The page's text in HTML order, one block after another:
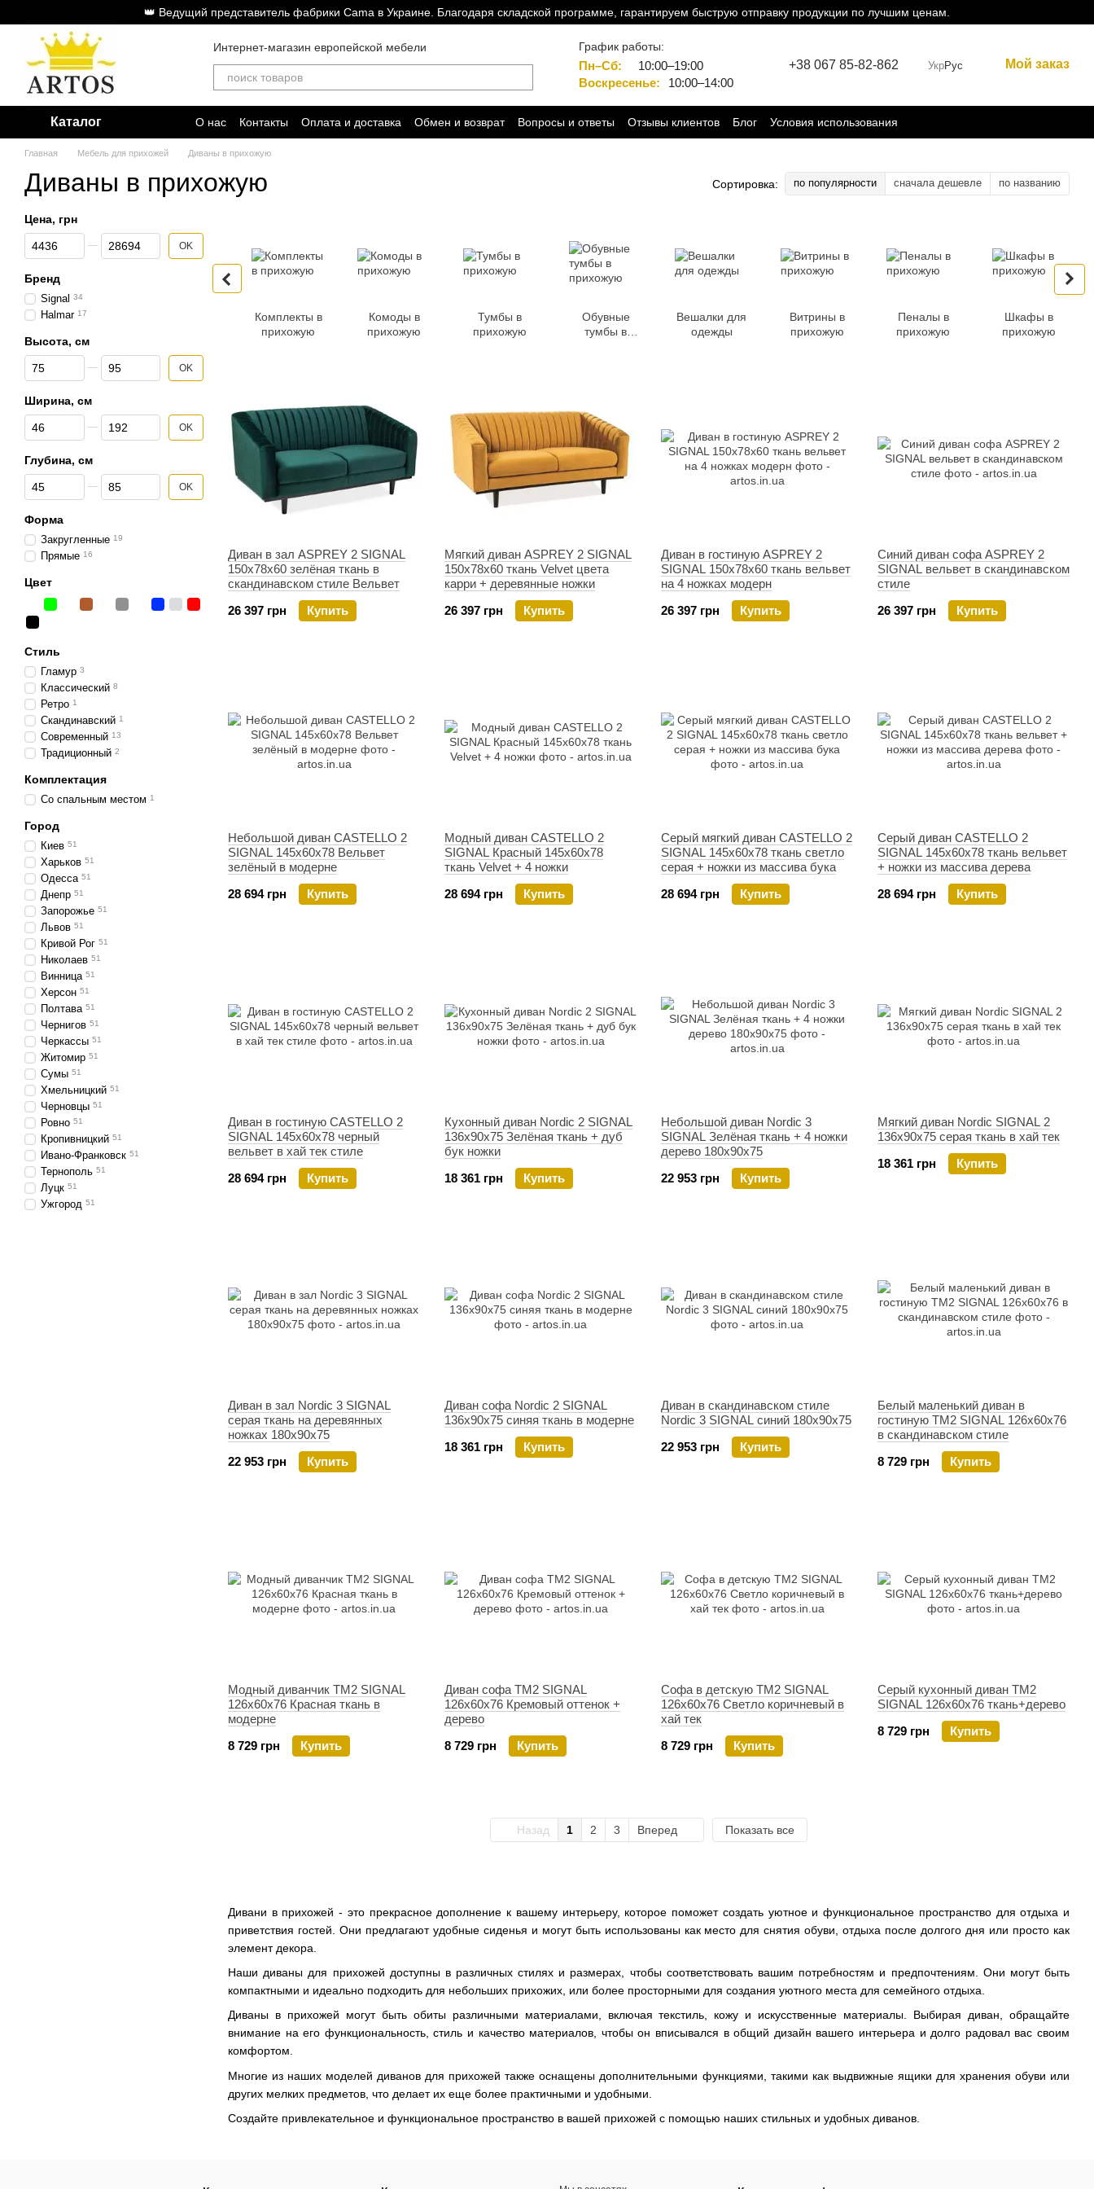
Перейти к основному контенту👑 Ведущий представитель фабрики Cama в Украине. Благодаря складской программе, гарантируем быструю отправку продукции по лучшим ценам.
Интернет-магазин европейской мебели
График работы:
Пн–Сб:
10:00–19:00
Воскресенье:
10:00–14:00
+38 067 85-82-862 УкрРус Мой заказ
Каталог О нас Контакты Оплата и доставка Обмен и возврат Вопросы и ответы Отзывы клиентов Блог Условия использования
Главная Мебель для прихожей Диваны в прихожую
Диваны в прихожую Сортировка: по популярности сначала дешевле по названию
Комплекты в
прихожую
Комоды в
прихожую
Тумбы в
прихожую
Обувные
тумбы в
Вешалки для
одежды
Витрины в
прихожую
Пеналы в
прихожую
Шкафы в
прихожую
Дивани в прихожей - это прекрасное дополнение к вашему интерьеру, которое поможет создать уютное и функциональное пространство для отдыха и
приветствия гостей. Они предлагают удобные сиденья и могут быть использованы как место для снятия обуви, отдыха после долгого дня или просто как
элемент декора.
Наши диваны для прихожей доступны в различных стилях и размерах, чтобы соответствовать вашим потребностям и предпочтениям. Они могут быть
компактными и идеально подходить для небольших прихожих, или более просторными для создания уютного места для семейного отдыха.
Диваны в прихожей могут быть обиты различными материалами, включая текстиль, кожу и искусственные материалы. Выбирая диван, обращайте
внимание на его функциональность, стиль и качество материалов, чтобы он вписывался в общий дизайн вашего интерьера и долго радовал вас своим
комфортом.
Многие из наших моделей диванов для прихожей также оснащены дополнительными функциями, такими как выдвижные ящики для хранения обуви или
других мелких предметов, что делает их еще более практичными и удобными.
Создайте привлекательное и функциональное пространство в вашей прихожей с помощью наших стильных и удобных диванов.
Диван в зал ASPREY 2 SIGNAL
150x78x60 зелёная ткань в
скандинавском стиле Вельвет
26 397 грн
Купить
Мягкий диван ASPREY 2 SIGNAL
150x78x60 ткань Velvet цвета
карри + деревянные ножки
26 397 грн
Купить
Диван в гостиную ASPREY 2
SIGNAL 150x78x60 ткань вельвет
на 4 ножках модерн
26 397 грн
Купить
Синий диван софа ASPREY 2
SIGNAL вельвет в скандинавском
стиле
26 397 грн
Купить
Небольшой диван CASTELLO 2
SIGNAL 145х60х78 Вельвет
зелёный в модерне
28 694 грн
Купить
Модный диван CASTELLO 2
SIGNAL Красный 145х60х78
ткань Velvet + 4 ножки
28 694 грн
Купить
Серый мягкий диван CASTELLO 2
SIGNAL 145х60х78 ткань светло
серая + ножки из массива бука
28 694 грн
Купить
Серый диван CASTELLO 2
SIGNAL 145х60х78 ткань вельвет
+ ножки из массива дерева
28 694 грн
Купить
Диван в гостиную CASTELLO 2
SIGNAL 145х60х78 черный
вельвет в хай тек стиле
28 694 грн
Купить
Кухонный диван Nordic 2 SIGNAL
136x90x75 Зелёная ткань + дуб
бук ножки
18 361 грн
Купить
Небольшой диван Nordic 3
SIGNAL Зелёная ткань + 4 ножки
дерево 180х90х75
22 953 грн
Купить
Мягкий диван Nordic SIGNAL 2
136x90x75 серая ткань в хай тек
18 361 грн
Купить
Диван в зал Nordic 3 SIGNAL
серая ткань на деревянных
ножках 180х90х75
22 953 грн
Купить
Диван софа Nordic 2 SIGNAL
136x90x75 синяя ткань в модерне
18 361 грн
Купить
Диван в скандинавском стиле
Nordic 3 SIGNAL синий 180х90х75
22 953 грн
Купить
Белый маленький диван в
гостиную TM2 SIGNAL 126х60х76
в скандинавском стиле
8 729 грн
Купить
Модный диванчик TM2 SIGNAL
126х60х76 Красная ткань в
модерне
8 729 грн
Купить
Диван софа TM2 SIGNAL
126х60х76 Кремовый оттенок +
дерево
8 729 грн
Купить
Софа в детскую TM2 SIGNAL
126х60х76 Светло коричневый в
хай тек
8 729 грн
Купить
Серый кухонный диван TM2
SIGNAL 126х60х76 ткань+дерево
8 729 грн
Купить
Назад 1 2 3 Вперед Показать все
Цена, грн
От Цена, грн
До Цена, грн OK
Бренд
Signal 34
Halmar 17
Высота, см
От Высота, см
До Высота, см OK
Ширина, см
От Ширина, см
До Ширина, см OK
Глубина, см
От Глубина, см
До Глубина, см OK
Форма
Закругленные 19
Прямые 16
Цвет
Стиль
Гламур 3
Классический 8
Ретро 1
Скандинавский 1
Современный 13
Традиционный 2
Комплектация
Со спальным местом 1
Город
Киев 51
Харьков 51
Одесса 51
Днепр 51
Запорожье 51
Львов 51
Кривой Рог 51
Николаев 51
Винница 51
Херсон 51
Полтава 51
Чернигов 51
Черкассы 51
Житомир 51
Сумы 51
Хмельницкий 51
Черновцы 51
Ровно 51
Кропивницкий 51
Ивано-Франковск 51
Тернополь 51
Луцк 51
Ужгород 51